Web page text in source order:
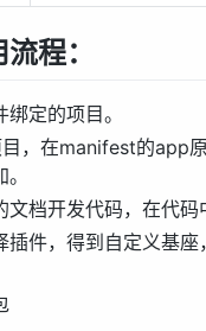
程：
定的项目。
，在manifest的app
文档开发代码，在代
插件，得到自定义基